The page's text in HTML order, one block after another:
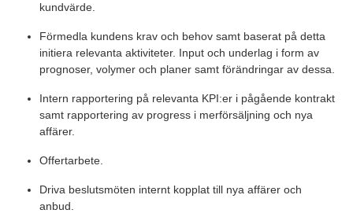
kundvärde.
Förmedla kundens krav och behov samt baserat på detta
initiera relevanta aktiviteter. Input och underlag i form av
prognoser, volymer och planer samt förändringar av dessa.
Intern rapportering på relevanta KPI:er i pågående kontrakt
samt rapportering av progress i merförsäljning och nya
affärer.
Offertarbete.
Driva beslutsmöten internt kopplat till nya affärer och
anbud.